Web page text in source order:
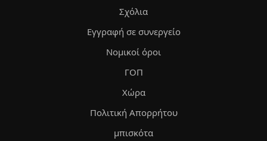
Σχόλια
Εγγραφή σε συνεργείο
Νομικοί όροι
ΓΟΠ
Χώρα
Πολιτική Απορρήτου
μπισκότα